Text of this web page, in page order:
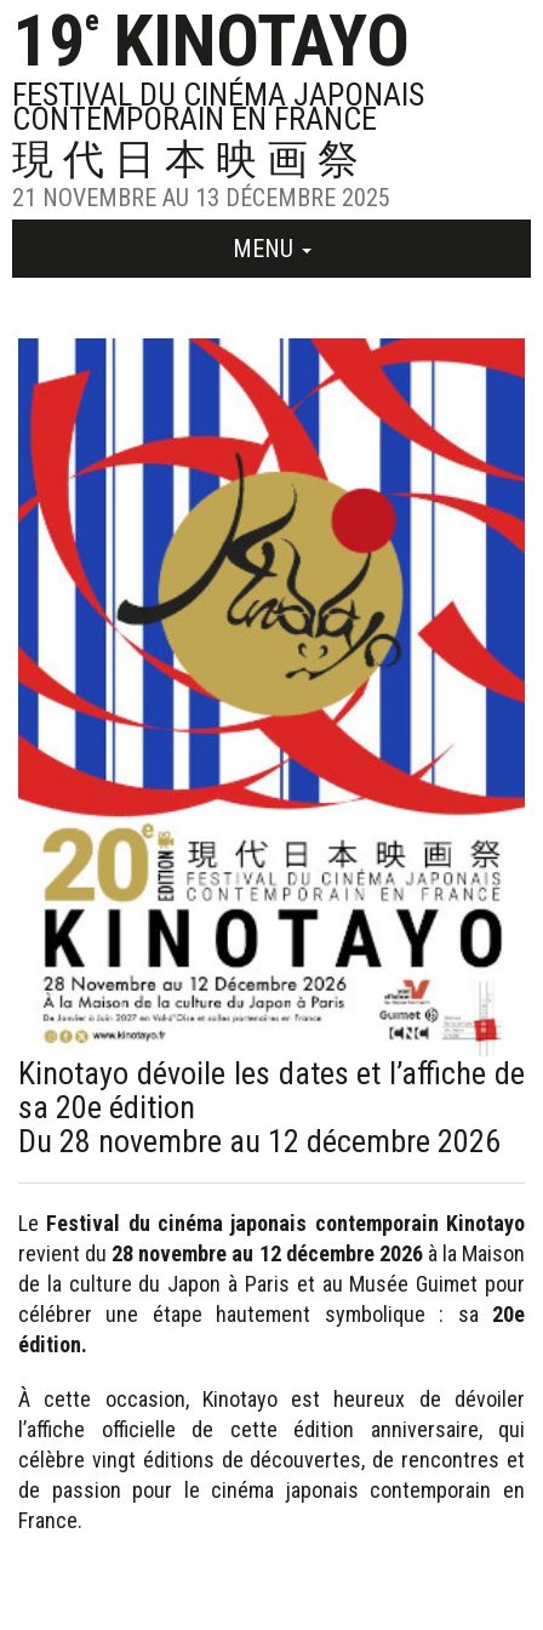
19eKINOTAYO
FESTIVAL DU CINÉMA JAPONAIS
CONTEMPORAIN EN FRANCE
現代日本映画祭
21 NOVEMBRE AU 13 DÉCEMBRE 2025
MENU
Kinotayo dévoile les dates et l’affiche de
sa 20e édition
Du 28 novembre au 12 décembre 2026
Le Festival du cinéma japonais contemporain Kinotayo
revient du 28 novembre au 12 décembre 2026à la Maison
de la culture du Japon à Paris et au Musée Guimet pour
célébrer une étape hautement symbolique : sa 20e
édition.
À cette occasion, Kinotayo est heureux de dévoiler
l’affiche officielle de cette édition anniversaire, qui
célèbre vingt éditions de découvertes, de rencontres et
de passion pour le cinéma japonais contemporain en
France.